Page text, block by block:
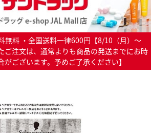
無料 ・全国送料一律600円【8/10（月）～
ご注文は、通常よりも商品の発送までにお時
がございます。予めご了承ください】